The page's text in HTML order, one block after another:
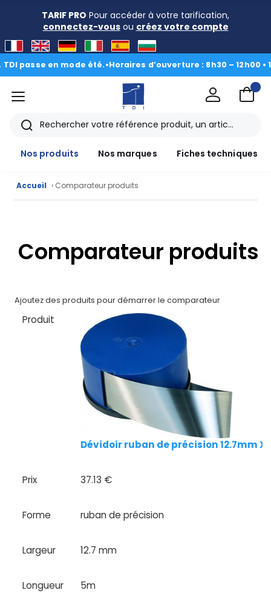
TARIF PRO Pour accéder à votre tarification,
connectez-vousou créez votre compte
passe en mode été.•Horaires d’ouverture : 8h30 – 12h00 •
CAD/3D
marques
techniques
Catalogue
Documentations
Mon
Contact
menu
Rechercher
Nos produits
Nos marques Fiches techniques
Accueil › Comparateur produits
Comparateur produits
Ajoutez des produits pour démarrer le comparateur
Produit
Dévidoir ruban de précision 12.7mm X
Prix 37.13 €
Forme ruban de précision
Largeur 12.7 mm
Longueur 5m